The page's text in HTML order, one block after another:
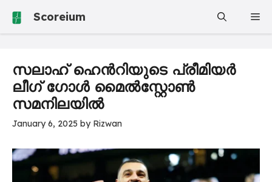
Scoreium
സലാഹ് ഹെൻറിയുടെ പ്രീമിയർ
ലീഗ് ഗോൾ മൈൽസ്റ്റോൺ
സമനിലയിൽ
January 6, 2025 by Rizwan